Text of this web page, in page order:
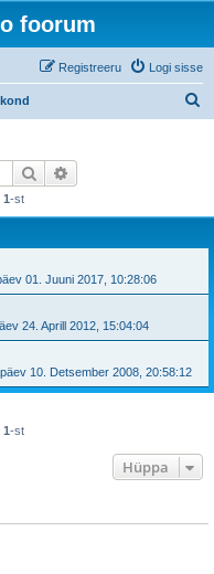
foorum
Logi sisse
Registreeru
Otsi
1-st
01. Juuni 2017, 10:28:06
24. Aprill 2012, 15:04:04
10. Detsember 2008, 20:58:12
1-st
Hüppa